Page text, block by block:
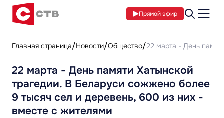
Прямой эфир
Главная страница Новости Общество 22 марта - День
22 марта - День памяти Хатынской
трагедии. В Беларуси сожжено более
9 тысяч сел и деревень, 600 из них -
вместе с жителями